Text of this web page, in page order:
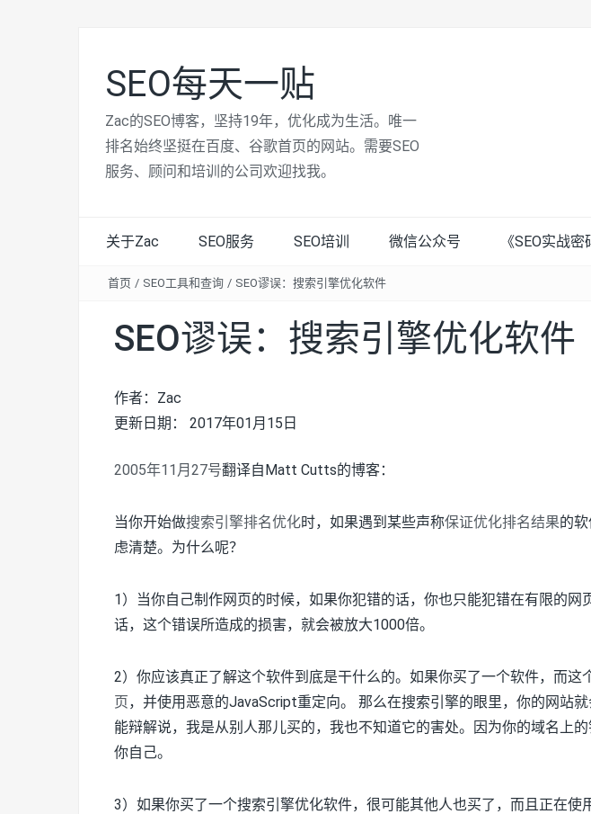
SEO每天一贴
Zac的SEO博客，坚持19年，优化成为生活。唯一
排名始终坚挺在百度、谷歌首页的网站。需要SEO
服务、顾问和培训的公司欢迎找我。
关于Zac SEO服务 SEO培训 微信公众号 《SEO实战密
首页 / SEO工具和查询 / SEO谬误：搜索引擎优化软件
SEO谬误：搜索引擎优化软件
作者：Zac
更新日期： 2017年01月15日
2005年11月27号翻译自Matt Cutts的博客：
当你开始做搜索引擎排名优化时，如果遇到某些声称保证优化排名结果的
虑清楚。为什么呢？
1）当你自己制作网页的时候，如果你犯错的话，你也只能犯错在有限的网
话，这个错误所造成的损害，就会被放大1000倍。
2）你应该真正了解这个软件到底是干什么的。如果你买了一个软件，而这
页，并使用恶意的JavaScript重定向。 那么在搜索引擎的眼里，你的网站
能辩解说，我是从别人那儿买的，我也不知道它的害处。因为你的域名上
你自己。
3）如果你买了一个搜索引擎优化软件，很可能其他人也买了，而且正在使